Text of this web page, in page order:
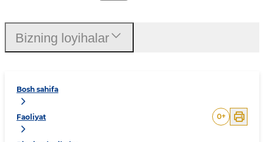
Bosh sahifa
Faoliyat 0+
Bizning loyihalar